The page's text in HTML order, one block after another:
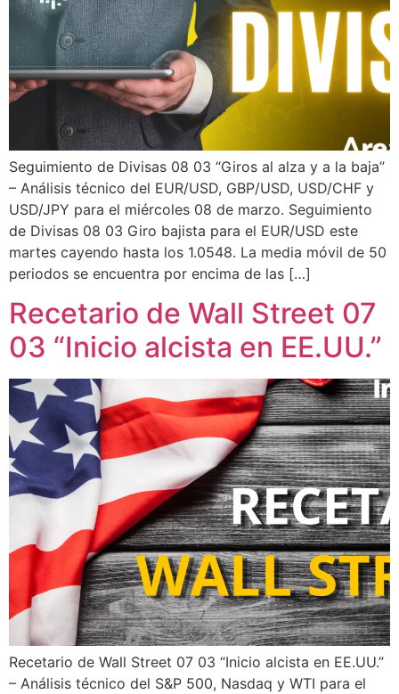
Seguimiento de Divisas 08 03 “Giros al alza y a la baja”
– Análisis técnico del EUR/USD, GBP/USD, USD/CHF y
USD/JPY para el miércoles 08 de marzo. Seguimiento
de Divisas 08 03 Giro bajista para el EUR/USD este
martes cayendo hasta los 1.0548. La media móvil de 50
periodos se encuentra por encima de las […]
Recetario de Wall Street 07
03 “Inicio alcista en EE.UU.”
Recetario de Wall Street 07 03 “Inicio alcista en EE.UU.”
– Análisis técnico del S&P 500, Nasdaq y WTI para el